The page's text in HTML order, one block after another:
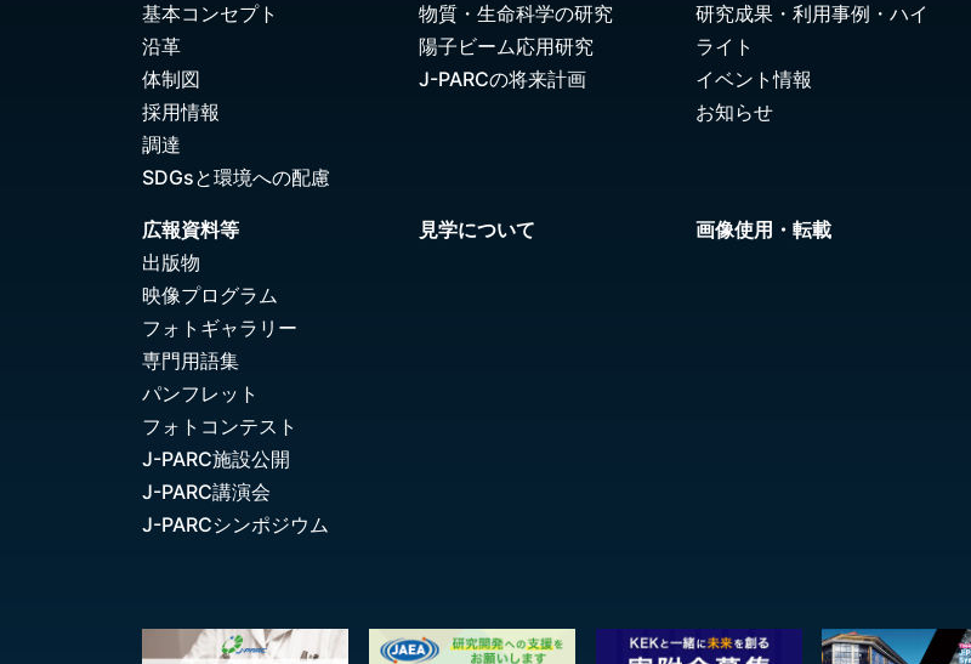
基本コンセプト
沿革
体制図
採用情報
調達
SDGsと環境への配慮
物質・生命科学の研究
陽子ビーム応用研究
J-PARCの将来計画
研究成果・利用事例・ハイ
ライト
イベント情報
お知らせ
広報資料等
出版物
映像プログラム
フォトギャラリー
専門用語集
パンフレット
フォトコンテスト
J-PARC施設公開
J-PARC講演会
J-PARCシンポジウム
見学について 画像使用・転載